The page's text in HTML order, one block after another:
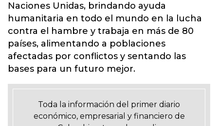
Naciones Unidas, brindando ayuda
humanitaria en todo el mundo en la lucha
contra el hambre y trabaja en más de 80
países, alimentando a poblaciones
afectadas por conflictos y sentando las
bases para un futuro mejor.
Toda la información del primer diario
económico, empresarial y financiero de